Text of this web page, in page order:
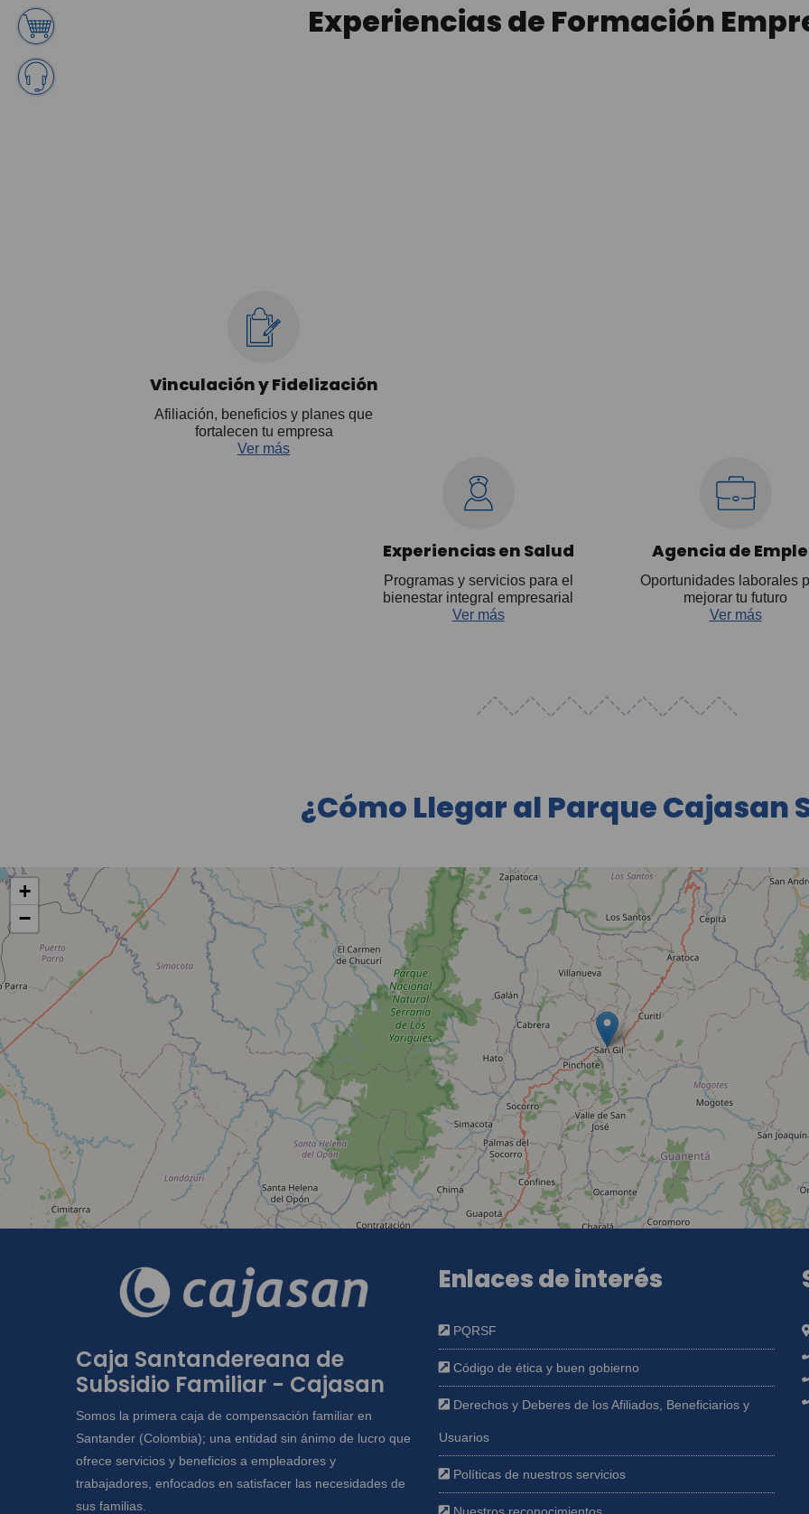
Experiencias de Formación
Vinculación y Fidelización
Afiliación, beneficios y planes que
fortalecen tu empresa
Ver más
Experiencias en Salud
Programas y servicios para el
bienestar integral empresarial
Ver más
Agencia de
Oportunidades laborales
mejorar tu futuro
Ver más
¿Cómo Llegar al Parque Cajasan
+
−
Caja Santandereana de
Subsidio Familiar - Cajasan
Somos la primera caja de compensación familiar en
Santander (Colombia); una entidad sin ánimo de lucro que
ofrece servicios y beneficios a empleadores y
trabajadores, enfocados en satisfacer las necesidades de
sus familias.
Enlaces de interés
PQRSF
Código de ética y buen gobierno
Derechos y Deberes de los Afiliados, Beneficiarios y
Usuarios
Políticas de nuestros servicios